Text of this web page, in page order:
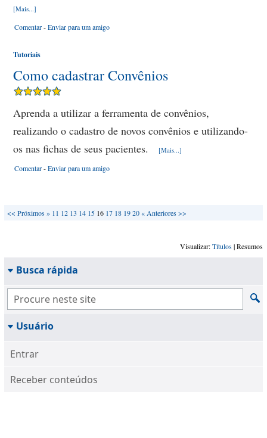
[Mais...]
Comentar-Enviar para um amigo
Tutoriais
Como cadastrar Convênios
Aprenda a utilizar a ferramenta de convênios,
realizando o cadastro de novos convênios e utilizando-
os nas fichas de seus pacientes.
[Mais...]
Comentar-Enviar para um amigo
<< Próximos » 11 12 13 14 15 16 17 18 1920« Anteriores>>
Visualizar:Títulos| Resumos
Busca rápida
Usuário
Entrar
Receber conteúdos